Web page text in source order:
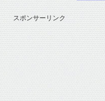
スポンサーリンク